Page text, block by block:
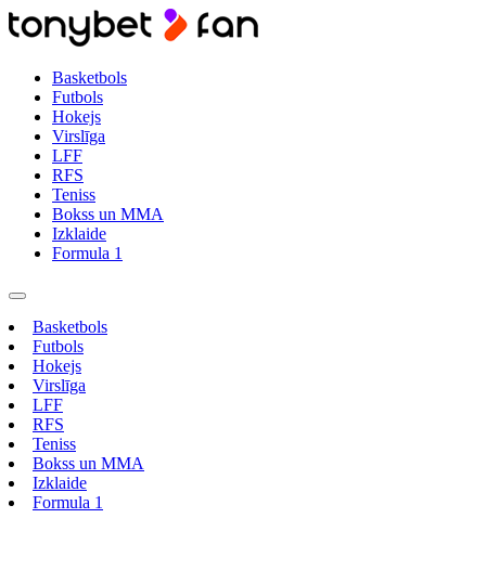
Basketbols
Futbols
Hokejs
Virslīga
LFF
RFS
Teniss
Bokss un MMA
Izklaide
Formula 1
Basketbols
Futbols
Hokejs
Virslīga
LFF
RFS
Teniss
Bokss un MMA
Izklaide
Formula 1